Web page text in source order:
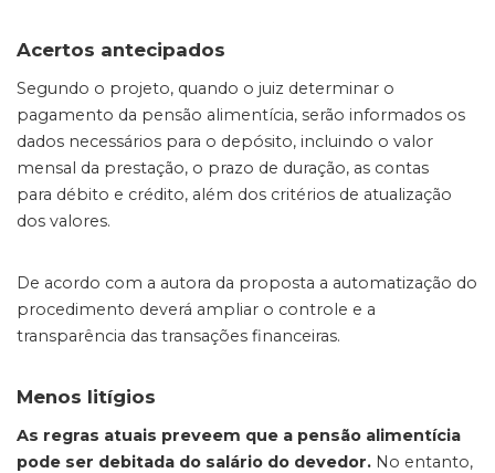
Acertos antecipados
Segundo o projeto, quando o juiz determinar o
pagamento da pensão alimentícia, serão informados os
dados necessários para o depósito, incluindo o valor
mensal da prestação, o prazo de duração, as contas
para débito e crédito, além dos critérios de atualização
dos valores.
De acordo com a autora da proposta a automatização do
procedimento deverá ampliar o controle e a
transparência das transações financeiras.
Menos litígios
As regras atuais preveem que a pensão alimentícia
pode ser debitada do salário do devedor. No entanto,